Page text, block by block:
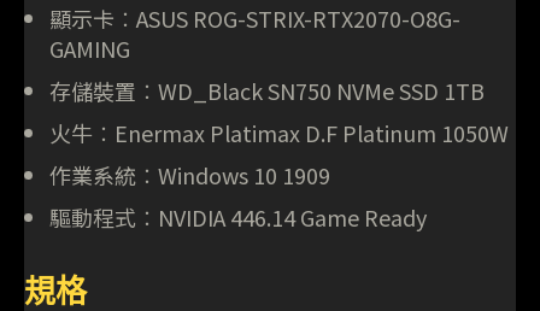
顯示卡︰ASUS ROG-STRIX-RTX2070-O8G-
GAMING
存儲裝置︰WD_Black SN750 NVMe SSD 1TB
火牛︰Enermax Platimax D.F Platinum 1050W
作業系統︰Windows 10 1909
驅動程式︰NVIDIA 446.14 Game Ready
規格